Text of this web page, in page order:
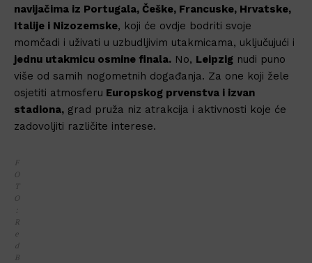
navijačima iz Portugala, Češke, Francuske, Hrvatske,
Italije i Nizozemske, koji će ovdje bodriti svoje
momčadi i uživati u uzbudljivim utakmicama, uključujući i
jednu utakmicu osmine finala. No, Leipzig nudi puno
više od samih nogometnih događanja. Za one koji žele
osjetiti atmosferu Europskog prvenstva i izvan
stadiona, grad pruža niz atrakcija i aktivnosti koje će
zadovoljiti različite interese.
F
O
T
O
R
e
d
B